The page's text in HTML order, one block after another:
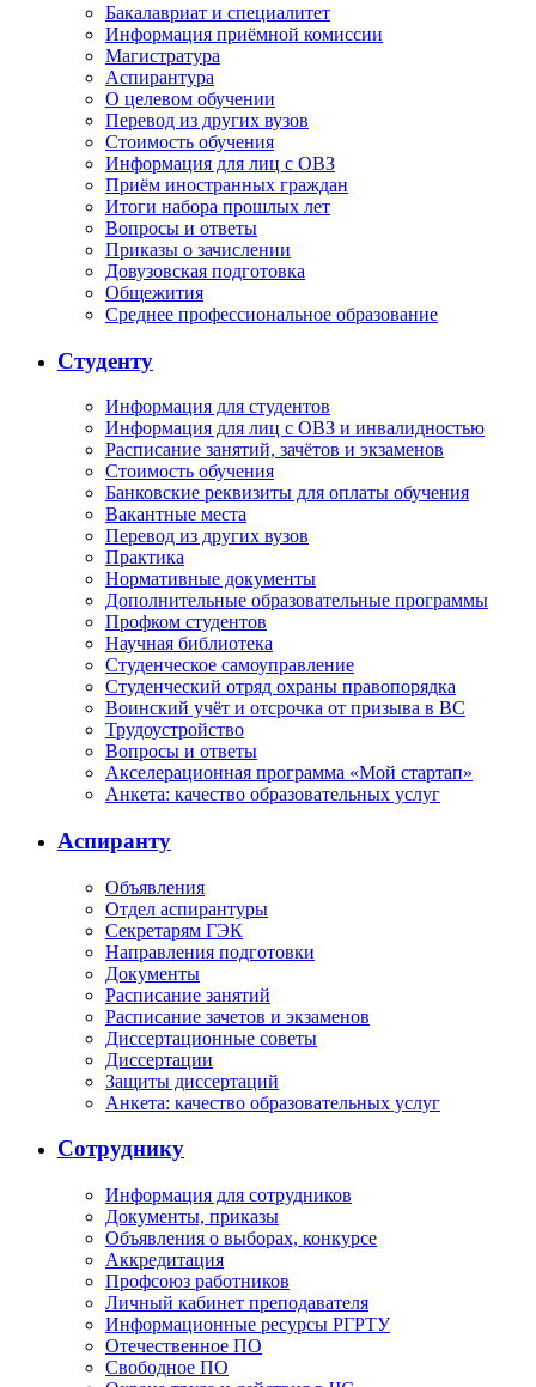
Бакалавриат и специалитет
Информация приёмной комиссии
Магистратура
Аспирантура
О целевом обучении
Перевод из других вузов
Стоимость обучения
Информация для лиц с ОВЗ
Приём иностранных граждан
Итоги набора прошлых лет
Вопросы и ответы
Приказы о зачислении
Довузовская подготовка
Общежития
Среднее профессиональное образование
Студенту
Информация для студентов
Информация для лиц с ОВЗ и инвалидностью
Расписание занятий, зачётов и экзаменов
Стоимость обучения
Банковские реквизиты для оплаты обучения
Вакантные места
Перевод из других вузов
Практика
Нормативные документы
Дополнительные образовательные программы
Профком студентов
Научная библиотека
Студенческое самоуправление
Студенческий отряд охраны правопорядка
Воинский учёт и отсрочка от призыва в ВС
Трудоустройство
Вопросы и ответы
Акселерационная программа «Мой стартап»
Анкета: качество образовательных услуг
Аспиранту
Объявления
Отдел аспирантуры
Секретарям ГЭК
Направления подготовки
Документы
Расписание занятий
Расписание зачетов и экзаменов
Диссертационные советы
Диссертации
Защиты диссертаций
Анкета: качество образовательных услуг
Сотруднику
Информация для сотрудников
Документы, приказы
Объявления о выборах, конкурсе
Аккредитация
Профсоюз работников
Личный кабинет преподавателя
Информационные ресурсы РГРТУ
Отечественное ПО
Свободное ПО